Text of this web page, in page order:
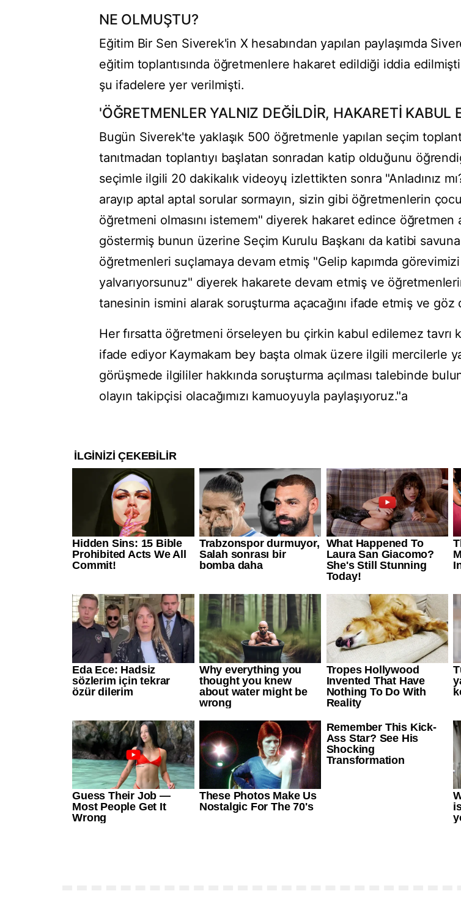
NE OLMUŞTU?
Eğitim Bir Sen Siverek'in X hesabından yapılan paylaşımda
eğitim toplantısında öğretmenlere hakaret edildiği iddia
şu ifadelere yer verilmişti.
'ÖĞRETMENLER YALNIZ DEĞİLDİR, HAKARETİ KABUL
Bugün Siverek'te yaklaşık 500 öğretmenle yapılan seçim
tanıtmadan toplantıyı başlatan sonradan katip olduğunu
seçimle ilgili 20 dakikalık videoyų izlettikten sonra "Anladınız
arayıp aptal aptal sorular sormayın, sizin gibi öğretmenlerin
öğretmeni olmasını istemem" diyerek hakaret edince öğretmen
göstermiş bunun üzerine Seçim Kurulu Başkanı da katibi
öğretmenleri suçlamaya devam etmiş "Gelip kapımda
yalvarıyorsunuz" diyerek hakarete devam etmiş ve
tanesinin ismini alarak soruşturma açacağını ifade etmiş ve göz
Her fırsatta öğretmeni örseleyen bu çirkin kabul edilemez tavrı
ifade ediyor Kaymakam bey başta olmak üzere ilgili mercilerle
görüşmede ilgililer hakkında soruşturma açılması talebinde
olayın takipçisi olacağımızı kamuoyuyla paylaşıyoruz."a